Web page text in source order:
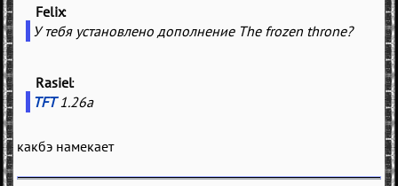
Felix
У тебя установлено дополнение The frozen throne?
Rasiel
TFT1.26a
какбэ намекает